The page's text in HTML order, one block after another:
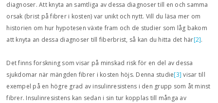
diagnoser. Att knyta an samtliga av dessa diagnoser till en och samma
orsak (brist på fibrer i kosten) var unikt och nytt. Vill du läsa mer om
historien om hur hypotesen växte fram och de studier som låg bakom
att knyta an dessa diagnoser till fiberbrist, så kan du hitta det här[2].
Det finns forskning som visar på minskad risk för en del av dessa
sjukdomar när mängden fibrer i kosten höjs. Denna studie[3] visar till
exempel på en högre grad av insulinresistens i den grupp som åt minst
fibrer. Insulinresistens kan sedan i sin tur kopplas till många av